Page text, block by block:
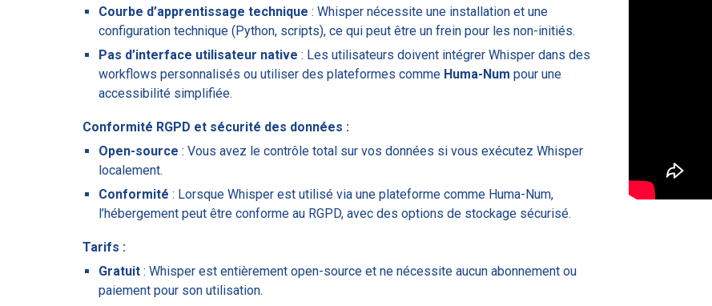
Courbe d’apprentissage technique : Whisper nécessite une installation et une
configuration technique (Python, scripts), ce qui peut être un frein pour les non-initiés.
Pas d’interface utilisateur native : Les utilisateurs doivent intégrer Whisper dans des
workflows personnalisés ou utiliser des plateformes comme Huma-Num pour une
accessibilité simplifiée.
Conformité RGPD et sécurité des données :
Open-source : Vous avez le contrôle total sur vos données si vous exécutez Whisper
localement.
Conformité : Lorsque Whisper est utilisé via une plateforme comme Huma-Num,
l’hébergement peut être conforme au RGPD, avec des options de stockage sécurisé.
Tarifs :
Gratuit: Whisper est entièrement open-source et ne nécessite aucun abonnement ou
paiement pour son utilisation.